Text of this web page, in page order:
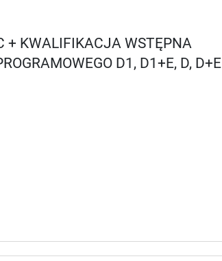
+ KWALIFIKACJA WSTĘPNA
D1, D1+E, D, D+E